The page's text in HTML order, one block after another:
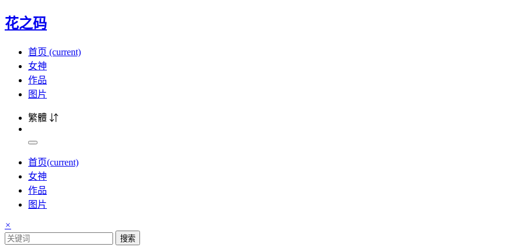
花之码
首页 (current)
女神
作品
图片
繁體 ⇵
首页(current)
女神
作品
图片
×
搜索